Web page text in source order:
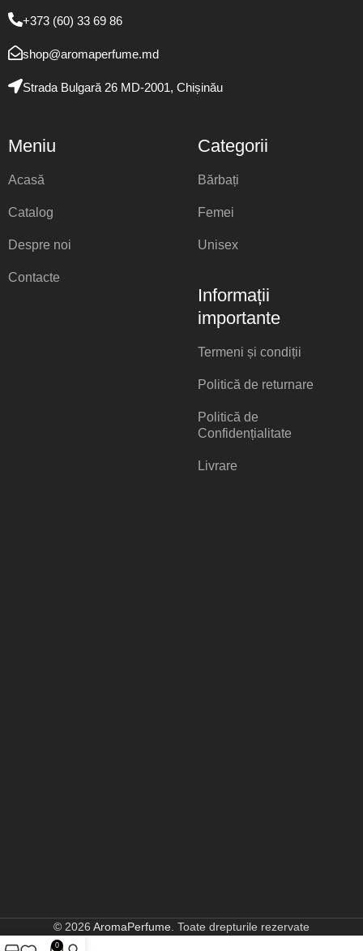
+373 (60) 33 69 86
shop@aromaperfume.md
Strada Bulgară 26 MD-2001, Chișinău
Meniu
Acasă
Catalog
Despre noi
Contacte
Categorii
Bărbați
Femei
Unisex
Informații
importante
Termeni și condiții
Politică de returnare
Politică de
Confidențialitate
Livrare
© 2026 AromaPerfume . Toate drepturile rezervate
0